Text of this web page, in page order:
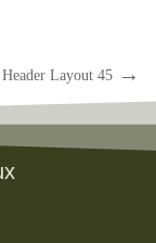
Header Layout 45